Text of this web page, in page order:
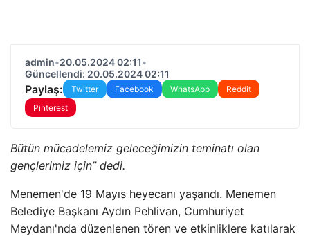
admin•20.05.2024 02:11•
Güncellendi: 20.05.2024 02:11
Paylaş: Twitter Facebook WhatsApp
Reddit
Pinterest
Bütün mücadelemiz geleceğimizin teminatı olan
gençlerimiz için” dedi.
Menemen'de 19 Mayıs heyecanı yaşandı. Menemen
Belediye Başkanı Aydın Pehlivan, Cumhuriyet
Meydanı'nda düzenlenen tören ve etkinliklere katılarak